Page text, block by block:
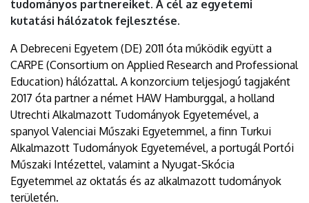
tudományos partnereiket. A cél az egyetemi
kutatási hálózatok fejlesztése.
A Debreceni Egyetem (DE) 2011 óta működik együtt a
CARPE (Consortium on Applied Research and Professional
Education) hálózattal. A konzorcium teljesjogú tagjaként
2017 óta partner a német HAW Hamburggal, a holland
Utrechti Alkalmazott Tudományok Egyetemével, a
spanyol Valenciai Műszaki Egyetemmel, a finn Turkui
Alkalmazott Tudományok Egyetemével, a portugál Portói
Műszaki Intézettel, valamint a Nyugat-Skócia
Egyetemmel az oktatás és az alkalmazott tudományok
területén.